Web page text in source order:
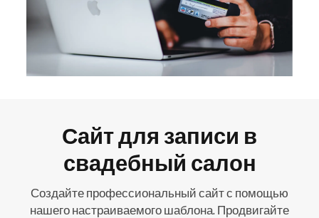
Сайт для записи в
свадебный салон
Создайте профессиональный сайт с помощью
нашего настраиваемого шаблона. Продвигайте